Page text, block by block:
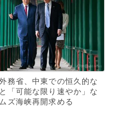
務省、中東での恒久的な
「可能な限り速やか」な
ズ海峡再開求める